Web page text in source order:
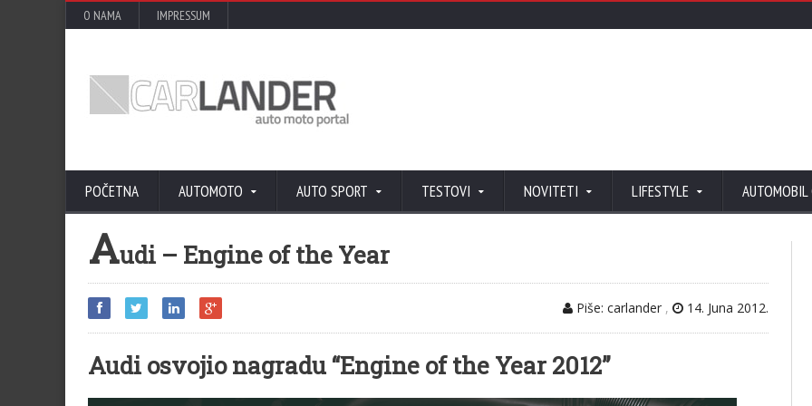
O NAMA IMPRESSUM
POČETNA AUTOMOTO AUTO SPORT TESTOVI NOVITETI LIFESTYLE AUTOMOBIL
Audi – Engine of the Year
Piše: carlander , 14. Juna 2012.
Audi osvojio nagradu “Engine of the Year 2012”